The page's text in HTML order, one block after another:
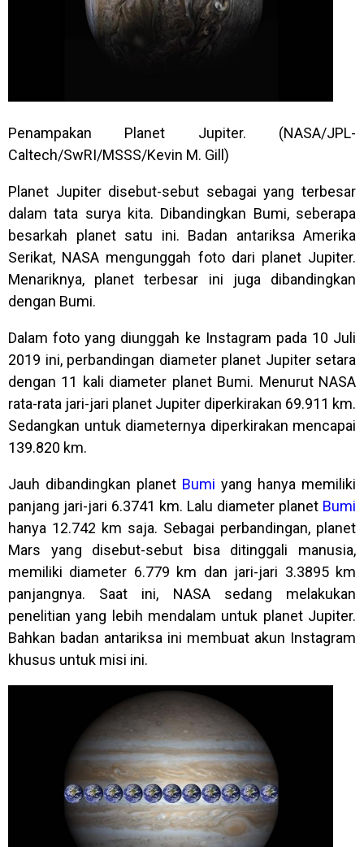
Penampakan Planet Jupiter. (NASA/JPL-
Caltech/SwRI/MSSS/Kevin M. Gill⁣)
Planet Jupiterdisebut-sebut sebagai yang terbesar
dalam tata surya kita. Dibandingkan Bumi, seberapa
besarkah planet satu ini. Badan antariksa Amerika
Serikat, NASA mengunggah foto dari planet Jupiter.
Menariknya, planet terbesar ini juga dibandingkan
dengan Bumi.
Dalam foto yang diunggah ke Instagram pada 10 Juli
2019 ini, perbandingan diameter planet Jupiter setara
dengan 11 kali diameter planet Bumi. Menurut NASA
rata-rata jari-jari planet Jupiter diperkirakan 69.911 km.
Sedangkan untuk diameternya diperkirakan mencapai
139.820 km.
Jauh dibandingkan planet Bumi yang hanya memiliki
panjang jari-jari 6.3741 km. Lalu diameter planet Bumi
hanya 12.742 km saja. Sebagai perbandingan, planet
Mars yang disebut-sebut bisa ditinggali manusia,
memiliki diameter 6.779 km dan jari-jari 3.3895 km
panjangnya. Saat ini, NASA sedang melakukan
penelitian yang lebih mendalam untuk planet Jupiter.
Bahkan badan antariksa ini membuat akun Instagram
khusus untuk misi ini.